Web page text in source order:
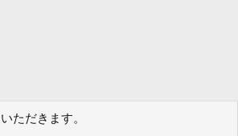
ヘルプ フォーラムトップ
ただきます。